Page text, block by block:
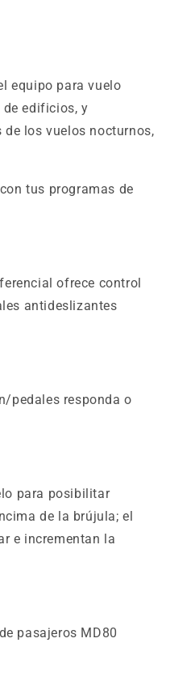
equipo para vuelo
de edificios, y
los vuelos nocturnos,
tus programas de
ofrece control
antideslizantes
pedales responda o
para posibilitar
de la brújula; el
e incrementan la
pasajeros MD80